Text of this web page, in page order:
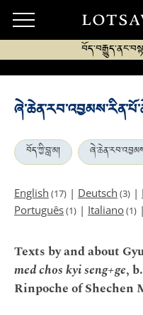
བོད་ཀྱི་བླ་མ།
English (17) | Deutsch (3) |
Português(1) | Italiano(1) |
Texts by and about
med chos kyi seng+ge,
Rinpoche of Shechen